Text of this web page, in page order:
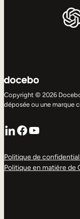
Copyright © 2026
déposée ou une marque
LinkedIn
Facebook
YouTube
Politique de
Politique en matière de